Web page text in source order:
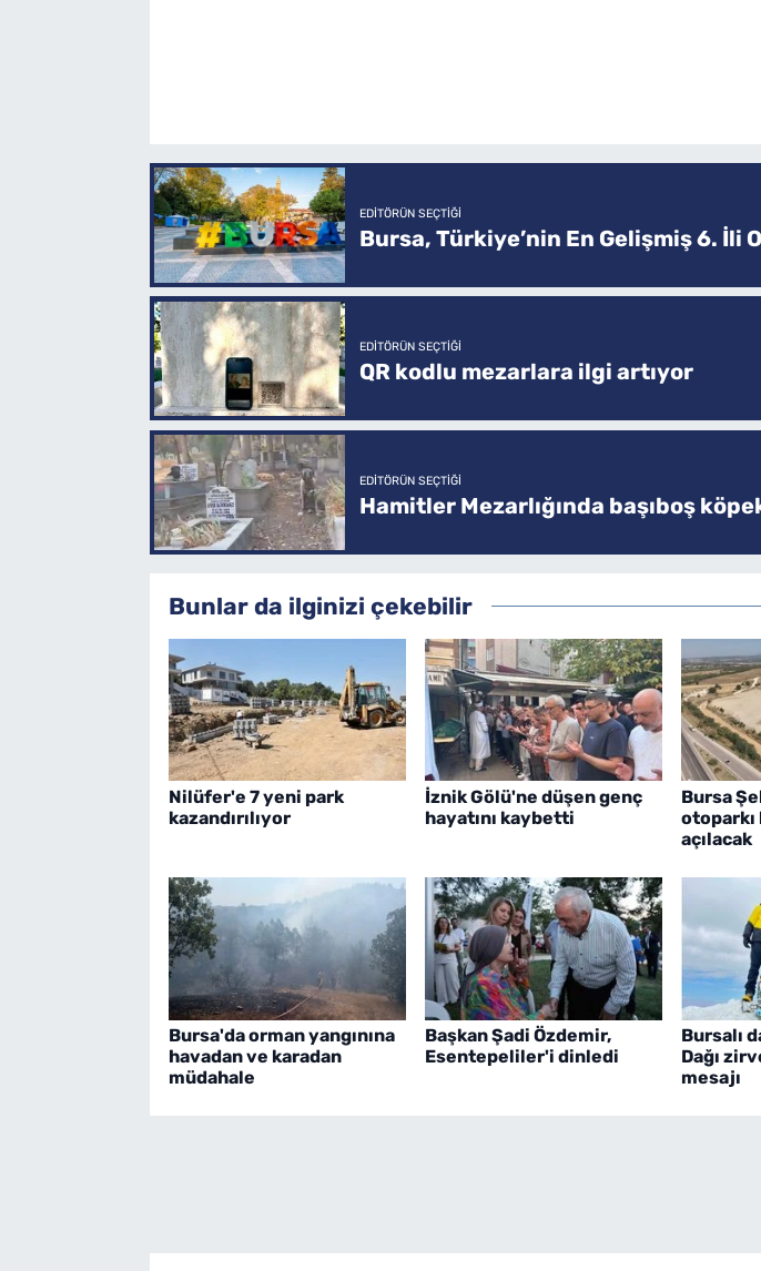
EDITÖRÜN SEÇTIĞI
Bursa, Türkiye’nin En Gelişmiş 6. İli
EDITÖRÜN SEÇTIĞI
QR kodlu mezarlara ilgi artıyor
EDITÖRÜN SEÇTIĞI
Hamitler Mezarlığında başıboş
Bunlar da ilginizi çekebilir
Nilüfer'e 7 yeni park
kazandırılıyor
İznik Gölü'ne düşen genç
hayatını kaybetti
Bursa
otoparkı
açılacak
Bursa'da orman yangınına
havadan ve karadan
müdahale
Başkan Şadi Özdemir,
Esentepeliler'i dinledi
Bursalı
Dağı
mesajı